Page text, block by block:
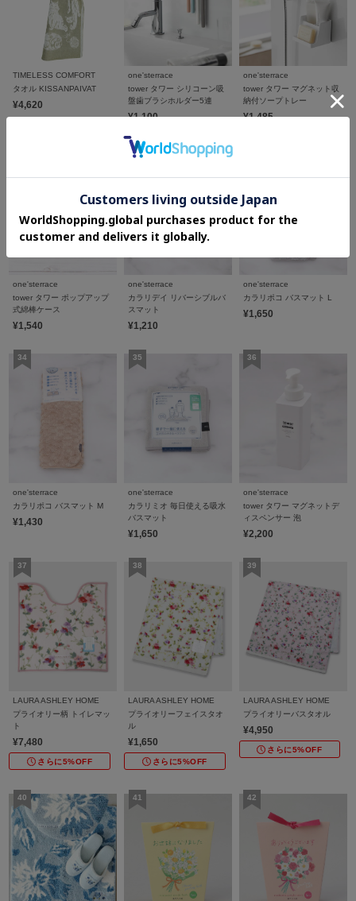
TIMELESS COMFORT
タオル KISSANPAIVAT
¥4,620
one'sterrace
tower タワー シリコーン吸
盤歯ブラシホルダー5連
¥1,100
one'sterrace
tower タワー マグネット収
納付ソープトレー
¥1,485
one'sterrace
tower タワー ポップアップ
式綿棒ケース
¥1,540
one'sterrace
カラリデイ リバーシブルバ
スマット
¥1,210
one'sterrace
カラリポコ バスマット L
¥1,650
one'sterrace
カラリポコ バスマット M
¥1,430
one'sterrace
カラリミオ 毎日使える吸水
バスマット
¥1,650
one'sterrace
tower タワー マグネットデ
ィスペンサー 泡
¥2,200
LAURA ASHLEY HOME
プライオリー柄 トイレマッ
ト
¥7,480
さらに5%OFF
LAURA ASHLEY HOME
プライオリーフェイスタオ
ル
¥1,650
さらに5%OFF
LAURA ASHLEY HOME
プライオリーバスタオル
¥4,950
さらに5%OFF